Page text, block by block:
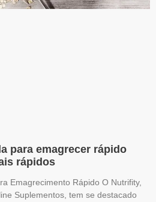
para emagrecer rápido
rápidos
Emagrecimento Rápido O Nutrifity,
Suplementos, tem se destacado